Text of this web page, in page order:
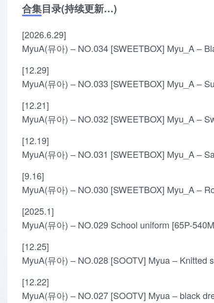
合集目录(持续更新…)
[2026.6.29]
MyuA(뮤아) – NO.034 [SWEETBOX] Myu_A –
[12.29]
MyuA(뮤아) – NO.033 [SWEETBOX] Myu_A –
[12.21]
MyuA(뮤아) – NO.032 [SWEETBOX] Myu_A –
[12.19]
MyuA(뮤아) – NO.031 [SWEETBOX] Myu_A –
[9.16]
MyuA(뮤아) – NO.030 [SWEETBOX] Myu_A –
[2025.1]
MyuA(뮤아) – NO.029 School uniform [65P-
[12.25]
MyuA(뮤아) – NO.028 [SOOTV] Myua – Knitted
[12.22]
MyuA(뮤아) – NO.027 [SOOTV] Myua – black